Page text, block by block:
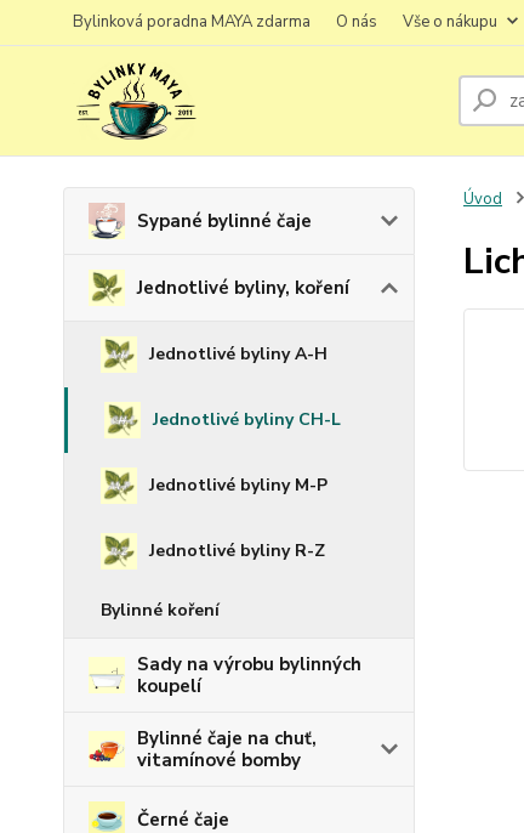
Bylinková poradna MAYA zdarma O nás Vše o nákupu
Sypané bylinné čaje
Jednotlivé byliny, koření
Jednotlivé byliny A-H
Jednotlivé byliny CH-L
Jednotlivé byliny M-P
Jednotlivé byliny R-Z
Bylinné koření
Sady na výrobu bylinných
koupelí
Bylinné čaje na chuť,
vitamínové bomby
Černé čaje
Úvod